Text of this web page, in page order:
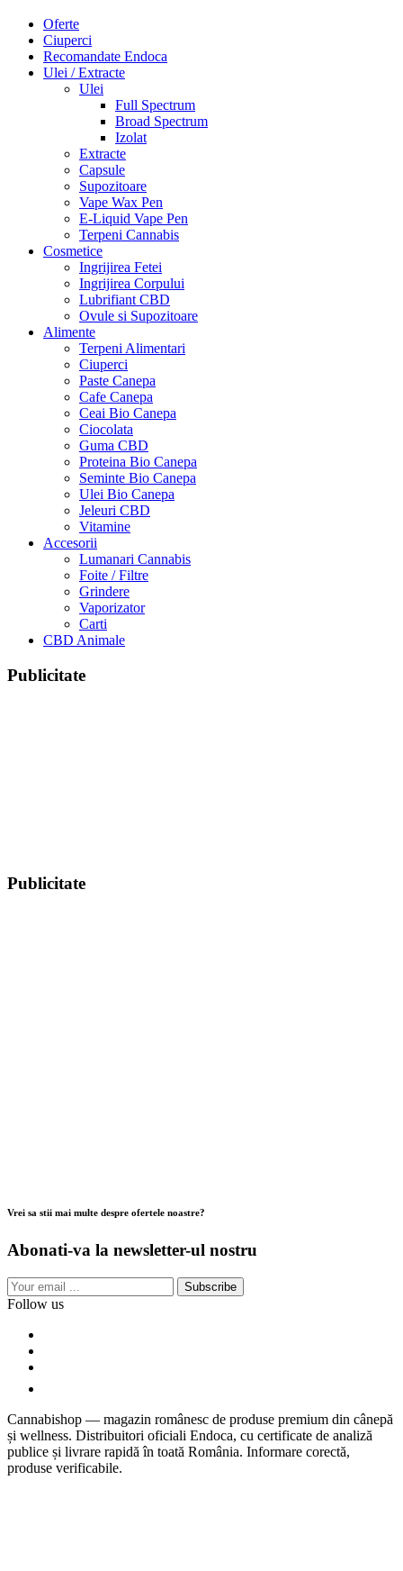
Oferte
Ciuperci
Recomandate Endoca
Ulei / Extracte
Ulei
Full Spectrum
Broad Spectrum
Izolat
Extracte
Capsule
Supozitoare
Vape Wax Pen
E-Liquid Vape Pen
Terpeni Cannabis
Cosmetice
Ingrijirea Fetei
Ingrijirea Corpului
Lubrifiant CBD
Ovule si Supozitoare
Alimente
Terpeni Alimentari
Ciuperci
Paste Canepa
Cafe Canepa
Ceai Bio Canepa
Ciocolata
Guma CBD
Proteina Bio Canepa
Seminte Bio Canepa
Ulei Bio Canepa
Jeleuri CBD
Vitamine
Accesorii
Lumanari Cannabis
Foite / Filtre
Grindere
Vaporizator
Carti
CBD Animale
Publicitate
Publicitate
Vrei sa stii mai multe despre ofertele noastre?
Abonati-va la newsletter-ul nostru
Subscribe
Follow us
Cannabishop — magazin românesc de produse premium din cânepă
și wellness. Distribuitori oficiali Endoca, cu certificate de analiză
publice și livrare rapidă în toată România. Informare corectă,
produse verificabile.